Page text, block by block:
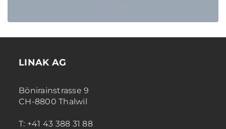
LINAK AG
Bönirainstrasse 9
CH-8800 Thalwil
T: +41 43 388 31 88